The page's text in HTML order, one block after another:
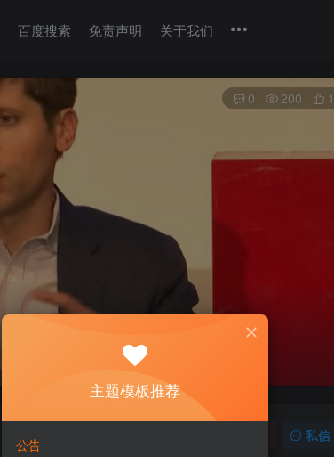
百度搜索 免责声明 关于我们
0 200
私信
主题模板推荐
公告